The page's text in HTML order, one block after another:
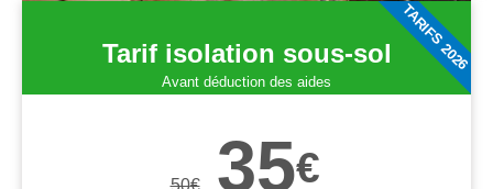
Tarif isolation sous-sol
Avant déduction des aides
35€
TARIFS 2026